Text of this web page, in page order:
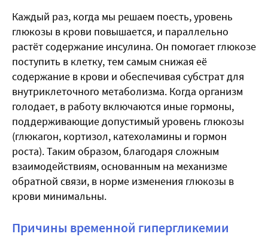
Каждый раз, когда мы решаем поесть, уровень
глюкозы в крови повышается, и параллельно
растёт содержание инсулина. Он помогает глюкозе
поступить в клетку, тем самым снижая её
содержание в крови и обеспечивая субстрат для
внутриклеточного метаболизма. Когда организм
голодает, в работу включаются иные гормоны,
поддерживающие допустимый уровень глюкозы
(глюкагон, кортизол, катехоламины и гормон
роста). Таким образом, благодаря сложным
взаимодействиям, основанным на механизме
обратной связи, в норме изменения глюкозы в
крови минимальны.
Причины временной гипергликемии